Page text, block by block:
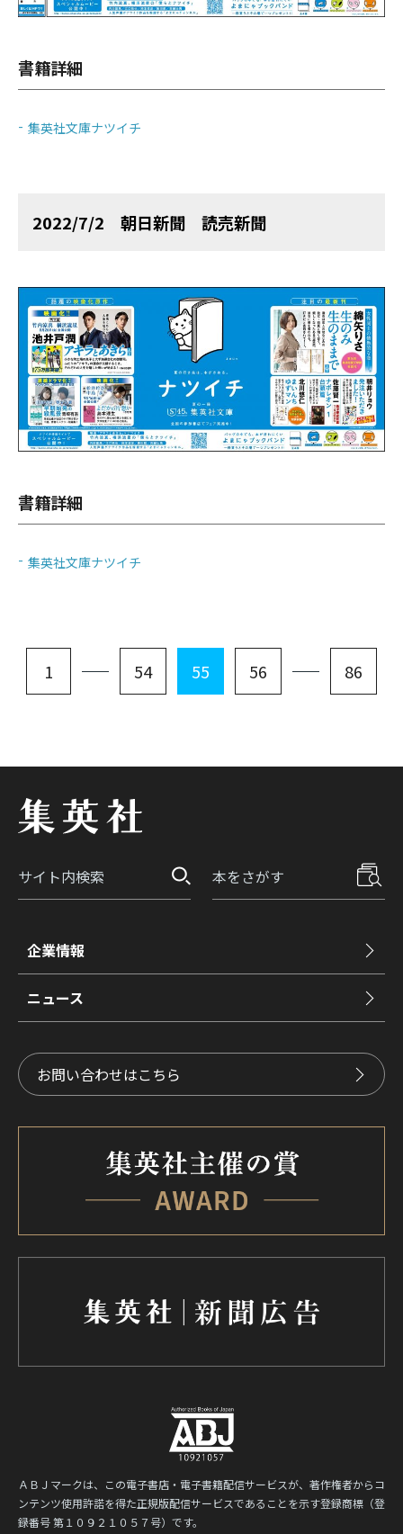
書籍詳細
集英社文庫ナツイチ
2022/7/2 朝日新聞 読売新聞
書籍詳細
集英社文庫ナツイチ
1 54 55 56 86
企業情報
ニュース
お問い合わせはこちら
ＡＢＪマークは、この電子書店・電子書籍配信サービスが、著作権者からコ
ンテンツ使用許諾を得た正規版配信サービスであることを示す登録商標（登
録番号 第１０９２１０５７号）です。